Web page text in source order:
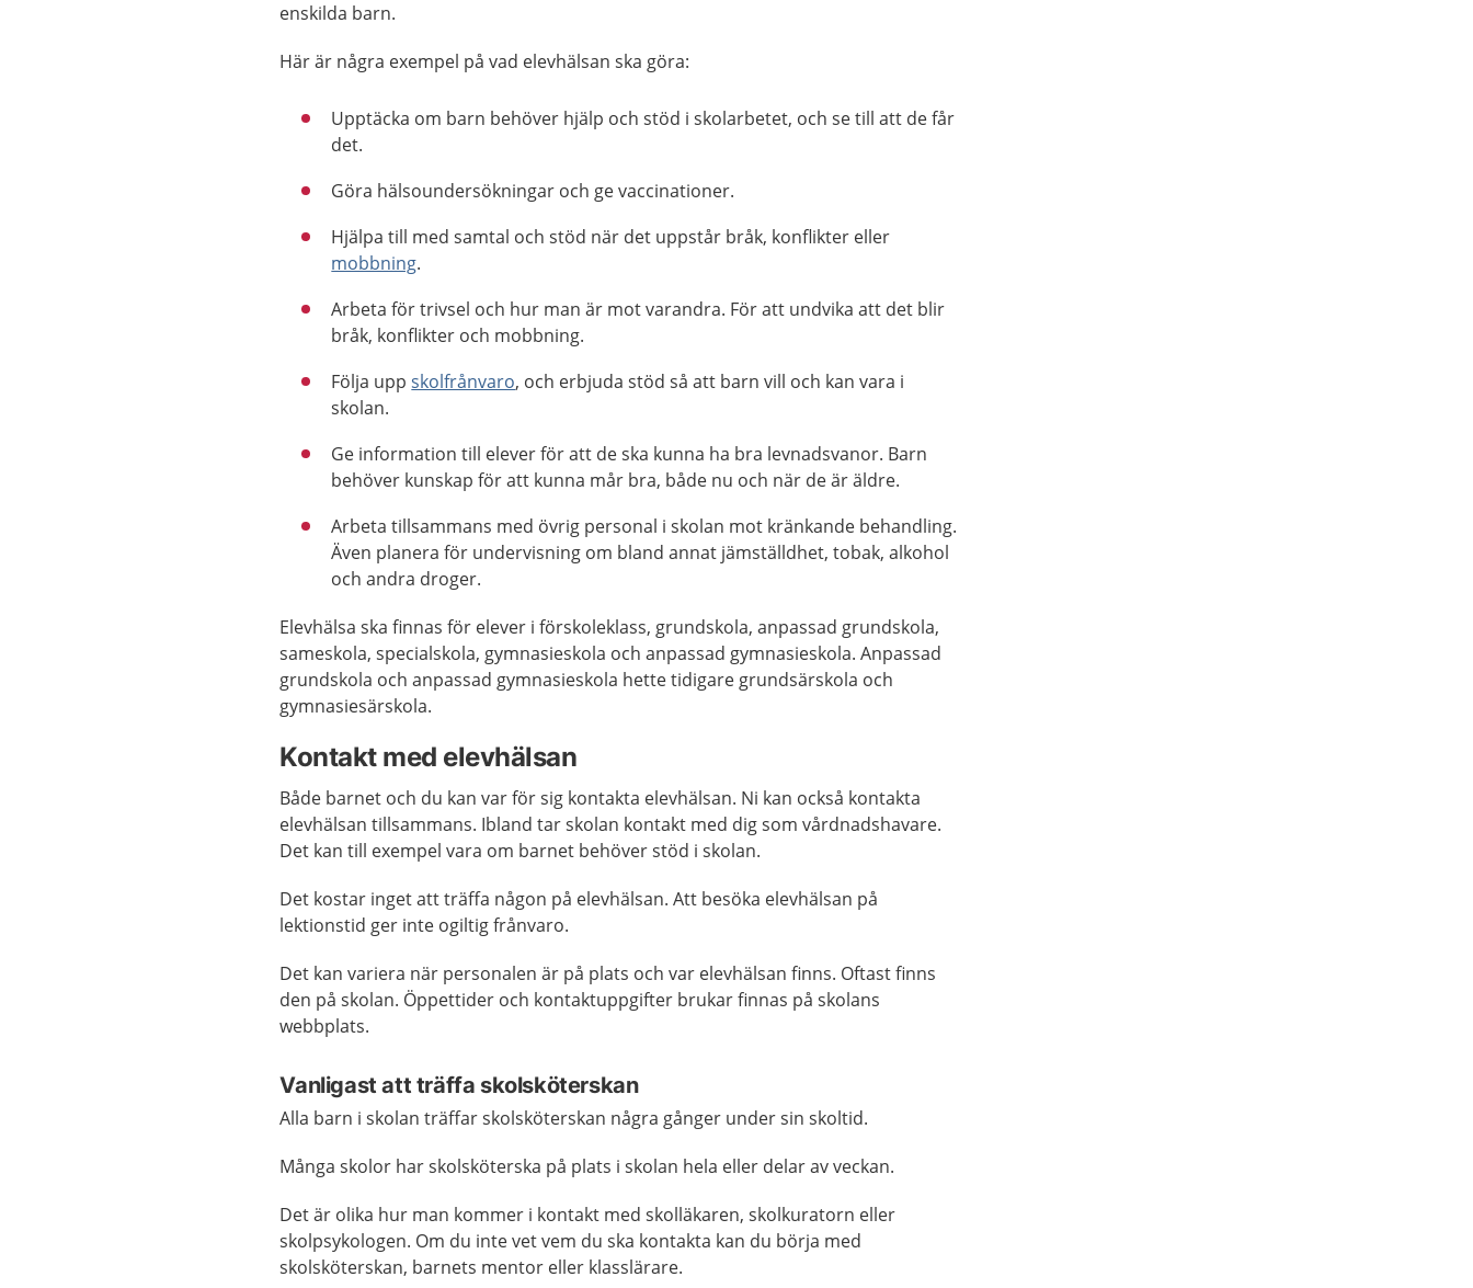
enskilda barn.
Här är några exempel på vad elevhälsan ska göra:
Upptäcka om barn behöver hjälp och stöd i skolarbetet, och se till att de får
det.
Göra hälsoundersökningar och ge vaccinationer.
Hjälpa till med samtal och stöd när det uppstår bråk, konflikter eller
mobbning.
Arbeta för trivsel och hur man är mot varandra. För att undvika att det blir
bråk, konflikter och mobbning.
Följa uppskolfrånvaro, och erbjuda stöd så att barn vill och kan vara i
skolan.
Ge information till elever för att de ska kunna ha bra levnadsvanor. Barn
behöver kunskap för att kunna mår bra, både nu och när de är äldre.
Arbeta tillsammans med övrig personal i skolan mot kränkande behandling.
Även planera för undervisning om bland annat jämställdhet, tobak, alkohol
och andra droger.
Elevhälsa ska finnas för elever i förskoleklass, grundskola, anpassad grundskola,
sameskola, specialskola, gymnasieskola och anpassad gymnasieskola. Anpassad
grundskola och anpassad gymnasieskola hette tidigare grundsärskola och
gymnasiesärskola.
Kontakt med elevhälsan
Både barnet och du kan var för sig kontakta elevhälsan. Ni kan också kontakta
elevhälsan tillsammans. Ibland tar skolan kontakt med dig som vårdnadshavare.
Det kan till exempel vara om barnet behöver stöd i skolan.
Det kostar inget att träffa någon på elevhälsan. Att besöka elevhälsan på
lektionstid ger inte ogiltig frånvaro.
Det kan variera när personalen är på plats och var elevhälsan finns. Oftast finns
den på skolan. Öppettider och kontaktuppgifter brukar finnas på skolans
webbplats.
Vanligast att träffa skolsköterskan
Alla barn i skolan träffar skolsköterskan några gånger under sin skoltid.
Många skolor har skolsköterska på plats i skolan hela eller delar av veckan.
Det är olika hur man kommer i kontakt med skolläkaren, skolkuratorn eller
skolpsykologen. Om du inte vet vem du ska kontakta kan du börja med
skolsköterskan, barnets mentor eller klasslärare.